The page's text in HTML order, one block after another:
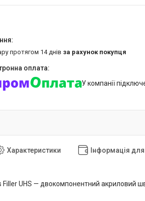
протягом 14 днів за рахунок покупця
У компанії
Характеристики Інформація
Filler UHS — двокомпонентний акриловий